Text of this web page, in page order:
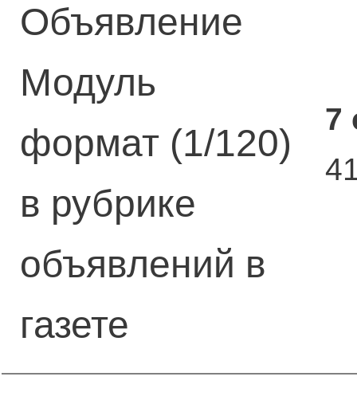
Объявление
Модуль
формат (1/120)
в рубрике
объявлений в
газете
7